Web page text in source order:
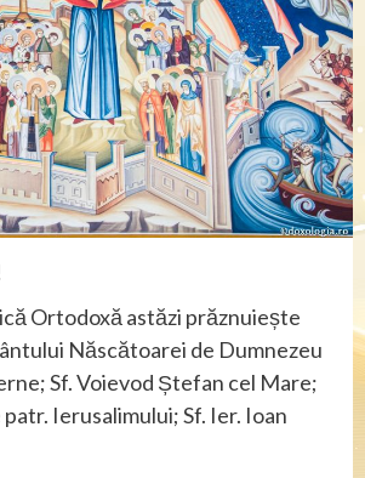
Ortodoxă astăzi prăznuiește
Născătoarei de Dumnezeu
Sf. Voievod Ștefan cel Mare;
Ierusalimului; Sf. Ier. Ioan